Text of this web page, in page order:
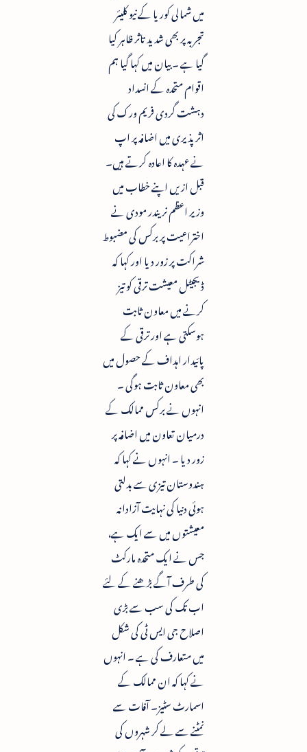
میں شمالی کوریا کے نیو کلیئر
تجربہ پر بھی شدید تاثر ظاہر کیا
گیا ہے ۔ بیان میں کہا گیا ہم
اقوام متحدہ کے انسداد
دہشت گردی فریم ورک کی
اثر پذیری میں اضافہ پر اپ
نے عہدہ کا اعادہ کرتے ہیں۔
قبل ازیں اپنے خطاب میں
وزیر اعظم نریندر مودی نے
اختراعیت پر برکس کی مضبوط
شراکت پر زور دیا اور کہا کہ
ڈیجیٹل معیشت ترقی کو تیز
کرنے میں معاون ثابت
ہوسکتی ہے اور ترقی کے
پائیدار اہداف کے حصول میں
بھی معاون ثابت ہوگی ۔
انہوں نے برکس ممالک کے
درمیان تعاون میں اضافہ پر
زور دیا ۔ انہوں نے کہا کہ
ہندوستان تیزی سے بدلتی
ہوئی دنیا کی نہایت آزادانہ
معیشتوں میں سے ایک ہے،
جس نے ایک متحدہ مارکٹ
کی طرف آگے بڑھنے کے لئے
اب تک کی سب سے بڑی
اصلاح جی ایس ٹی کی شکل
میں متعارف کی ہے ۔ انہوں
نے کہا کہ ان ممالک کے
اسمارٹ سٹیز۔ آفات سے
نمٹنے سے لے کر شہروں کی